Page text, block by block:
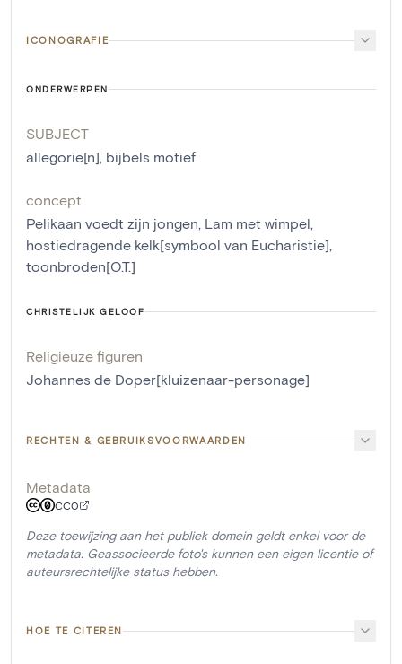
ICONOGRAFIE
ONDERWERPEN
SUBJECT
allegorie[n], bijbels motief
concept
Pelikaan voedt zijn jongen, Lam met wimpel,
hostiedragende kelk[symbool van Eucharistie],
toonbroden[O.T.]
CHRISTELIJK GELOOF
Religieuze figuren
Johannes de Doper[kluizenaar-personage]
RECHTEN & GEBRUIKSVOORWAARDEN
Metadata
CC0
Deze toewijzing aan het publiek domein geldt enkel voor de
metadata. Geassocieerde foto's kunnen een eigen licentie of
auteursrechtelijke status hebben.
HOE TE CITEREN